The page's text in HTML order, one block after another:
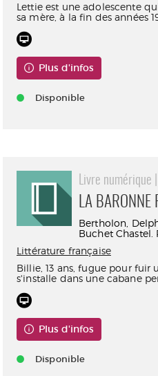
Lettie est une adolescente
sa mère, à la fin des années
Plus d'infos
Disponible
Livre numérique
LA BARONNE
Bertholon,
Buchet Chastel.
Littérature française
Billie, 13 ans, fugue pour fuir
s'installe dans une cabane
Plus d'infos
Disponible